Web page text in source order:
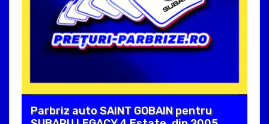
Parbriz auto SAINT GOBAIN pentru